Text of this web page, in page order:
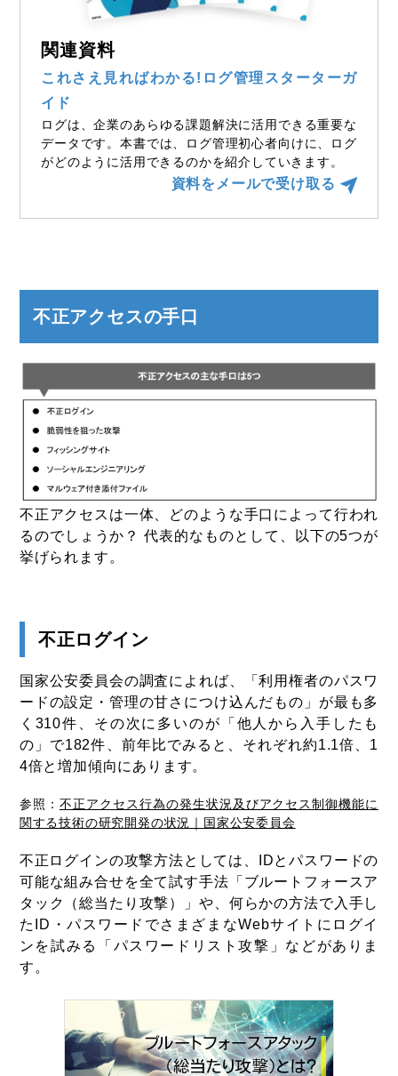
関連資料
これさえ見ればわかる!ログ管理スターターガ
イド
ログは、企業のあらゆる課題解決に活用できる重要な
データです。本書では、ログ管理初心者向けに、ログ
がどのように活用できるのかを紹介していきます。
資料をメールで受け取る
不正アクセスの手口
不正アクセスは一体、どのような手口によって行われ
るのでしょうか？ 代表的なものとして、以下の5つが
挙げられます。
不正ログイン
国家公安委員会の調査によれば、「利用権者のパスワ
ードの設定・管理の甘さにつけ込んだもの」が最も多
く310件、その次に多いのが「他人から入手したも
の」で182件、前年比でみると、それぞれ約1.1倍、1
4倍と増加傾向にあります。
参照： 不正アクセス行為の発生状況及びアクセス制御機能に
関する技術の研究開発の状況｜国家公安委員会
不正ログインの攻撃方法としては、IDとパスワードの
可能な組み合せを全て試す手法「ブルートフォースア
タック（総当たり攻撃）」や、何らかの方法で入手し
たID・パスワードでさまざまなWebサイトにログイ
ンを試みる「パスワードリスト攻撃」などがありま
す。